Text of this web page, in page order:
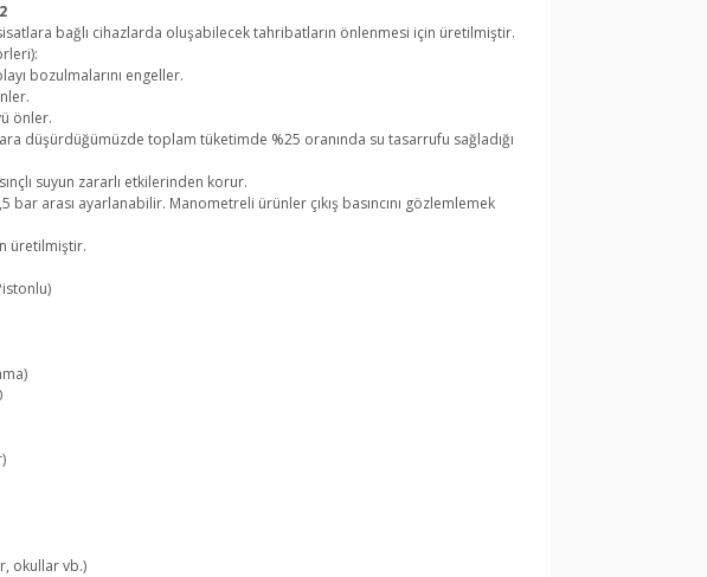
bağlı cihazlarda oluşabilecek tahribatların önlenmesi için üretilmiştir.
bozulmalarını engeller.
önler.
düşürdüğümüzde toplam tüketimde %25 oranında su tasarrufu sağladığı
suyun zararlı etkilerinden korur.
arası ayarlanabilir. Manometreli ürünler çıkış basıncını gözlemlemek
üretilmiştir.
okullar vb.)